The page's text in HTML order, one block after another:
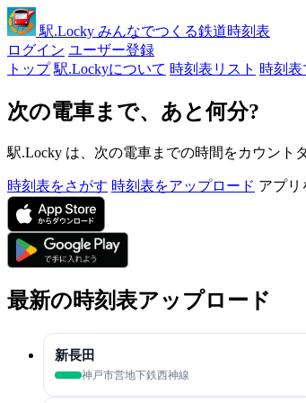
駅.Locky みんなでつくる鉄道時刻表
ログイン ユーザー登録
トップ 駅.Lockyについて 時刻表リスト 時刻
次の電車まで、あと何分?
駅.Locky は、次の電車までの時間をカウント
時刻表をさがす 時刻表をアップロード アプリ
最新の時刻表アップロード
新長田
神戸市営地下鉄西神線